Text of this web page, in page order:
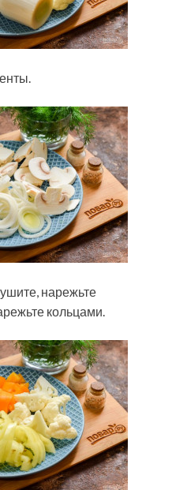
нарежьте
кольцами.